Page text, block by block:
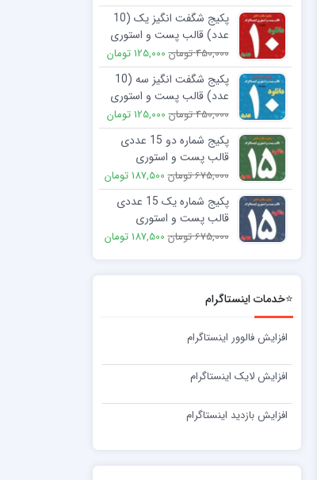
2,250,000 تومان 299,000 تومان
پکیج شگفت انگیز یک (10
عدد) قالب پست و استوری
اینستاگرام
450,000 تومان 125,000 تومان
پکیج شگفت انگیز سه (10
عدد) قالب پست و استوری
اینستاگرام
450,000 تومان 125,000 تومان
پکیج شماره دو 15 عددی
قالب پست و استوری
اینستاگرام
675,000 تومان 187,500 تومان
پکیج شماره یک 15 عددی
قالب پست و استوری
اینستاگرام
675,000 تومان 187,500 تومان
⭐خدمات اینستاگرام
افزایش فالوور اینستاگرام
افزایش لایک اینستاگرام
افزایش بازدید اینستاگرام